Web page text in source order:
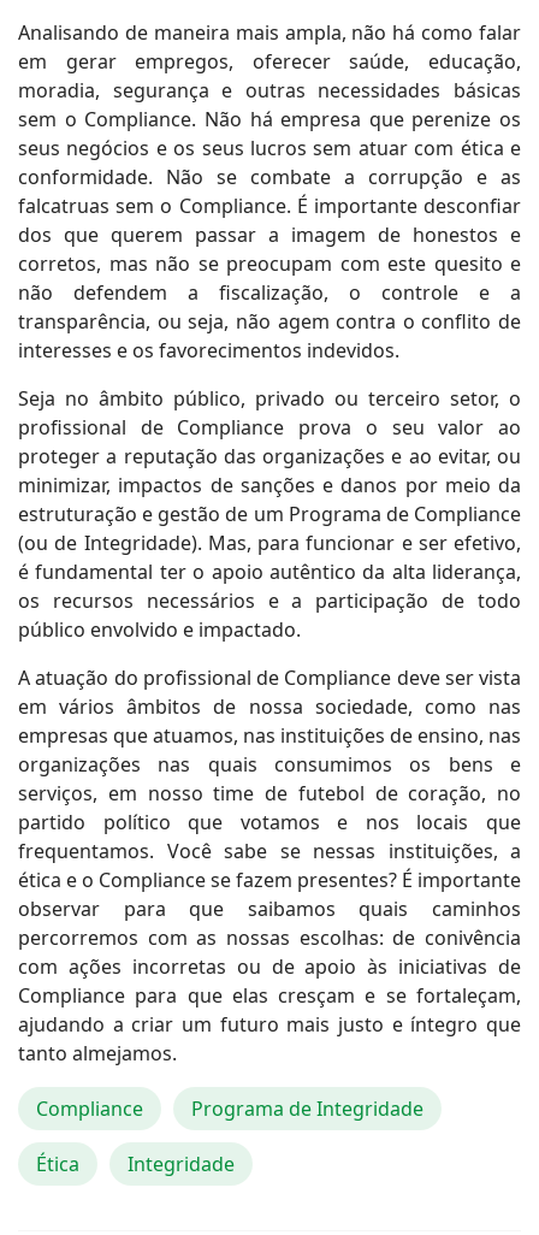
Analisando de maneira mais ampla, não há como falar
em gerar empregos, oferecer saúde, educação,
moradia, segurança e outras necessidades básicas
sem o Compliance. Não há empresa que perenize os
seus negócios e os seus lucros sem atuar com ética e
conformidade. Não se combate a corrupção e as
falcatruas sem o Compliance. É importante desconfiar
dos que querem passar a imagem de honestos e
corretos, mas não se preocupam com este quesito e
não defendem a fiscalização, o controle e a
transparência, ou seja, não agem contra o conflito de
interesses e os favorecimentos indevidos.
Seja no âmbito público, privado ou terceiro setor, o
profissional de Compliance prova o seu valor ao
proteger a reputação das organizações e ao evitar, ou
minimizar, impactos de sanções e danos por meio da
estruturação e gestão de um Programa de Compliance
(ou de Integridade). Mas, para funcionar e ser efetivo,
é fundamental ter o apoio autêntico da alta liderança,
os recursos necessários e a participação de todo
público envolvido e impactado.
A atuação do profissional de Compliance deve ser vista
em vários âmbitos de nossa sociedade, como nas
empresas que atuamos, nas instituições de ensino, nas
organizações nas quais consumimos os bens e
serviços, em nosso time de futebol de coração, no
partido político que votamos e nos locais que
frequentamos. Você sabe se nessas instituições, a
ética e o Compliance se fazem presentes? É importante
observar para que saibamos quais caminhos
percorremos com as nossas escolhas: de conivência
com ações incorretas ou de apoio às iniciativas de
Compliance para que elas cresçam e se fortaleçam,
ajudando a criar um futuro mais justo e íntegro que
tanto almejamos.
Compliance Programa de Integridade
Ética Integridade